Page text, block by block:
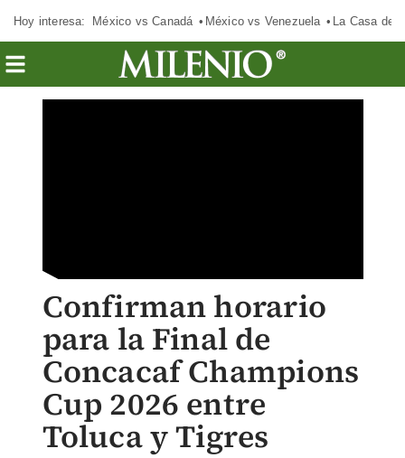
Hoy interesa: México vs Canadá México vs Venezuela La Casa de
Confirman horario
para la Final de
Concacaf Champions
Cup 2026 entre
Toluca y Tigres